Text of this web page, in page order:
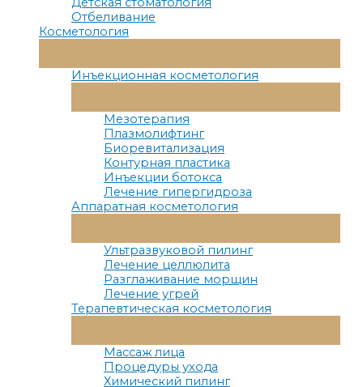
Отбеливание
Косметология
Меню
Инъекционная косметология
Меню
Мезотерапия
Плазмолифтинг
Биоревитализация
Контурная пластика
Инъекции ботокса
Лечение гипергидроза
Аппаратная косметология
Меню
Ультразвуковой пилинг
Лечение целлюлита
Разглаживание морщин
Лечение угрей
Терапевтическая косметология
Меню
Массаж лица
Процедуры ухода
Химический пилинг